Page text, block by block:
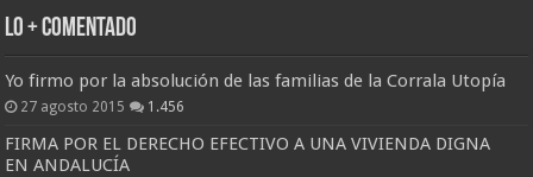
Lo + Comentado
Yo firmo por la absolución de las familias de la Corrala Utopía
27 agosto 2015 1.456
FIRMA POR EL DERECHO EFECTIVO A UNA VIVIENDA DIGNA
EN ANDALUCÍA